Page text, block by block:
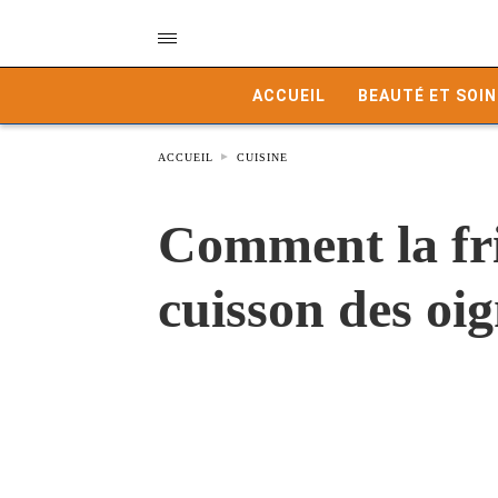
ACCUEIL BEAUTÉ ET SOIN
ACCUEIL CUISINE
Comment la
cuisson des